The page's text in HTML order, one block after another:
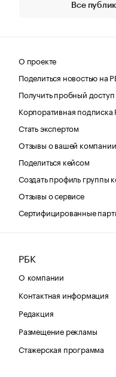
Все
О проекте
Поделиться новостью на
Получить пробный доступ
Корпоративная подписка
Стать экспертом
Отзывы о вашей компании
Поделиться кейсом
Создать профиль группы
Отзывы о сервисе
Сертифицированные
РБК
О компании
Контактная информация
Редакция
Размещение рекламы
Стажерская программа